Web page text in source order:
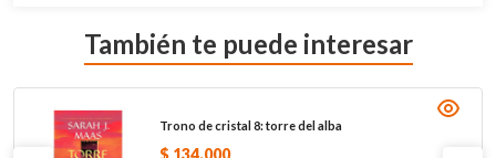
También te puede interesar
Trono de cristal 8: torre del alba